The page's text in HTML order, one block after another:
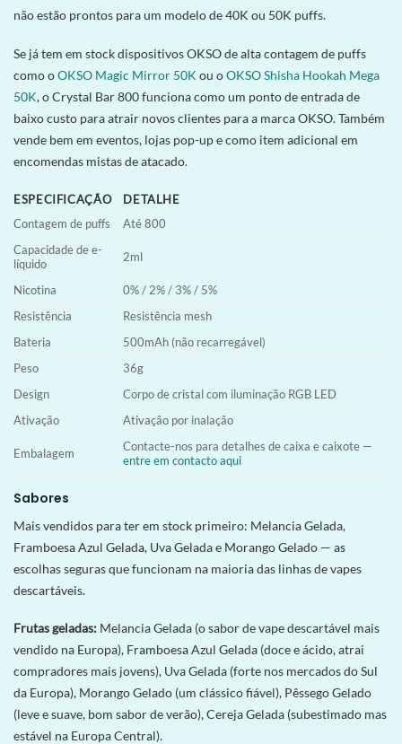
não estão prontos para um modelo de 40K ou 50K puffs.
Se já tem em stock dispositivos OKSO de alta contagem de puffs
como oOKSO Magic Mirror 50K ou oOKSO Shisha Hookah Mega
50K, o Crystal Bar 800 funciona como um ponto de entrada de
baixo custo para atrair novos clientes para a marca OKSO. Também
vende bem em eventos, lojas pop-up e como item adicional em
encomendas mistas de atacado.
ESPECIFICAÇÃO
DETALHE
Contagem de puffs
Até 800
Capacidade de e-
líquido
2ml
Nicotina
0% / 2% / 3% / 5%
Resistência
Resistência mesh
Bateria
500mAh (não recarregável)
Peso
36g
Design
Corpo de cristal com iluminação RGB LED
Ativação
Ativação por inalação
Embalagem
Contacte-nos para detalhes de caixa e caixote —
entre em contacto aqui
Sabores
Mais vendidos para ter em stock primeiro: Melancia Gelada,
Framboesa Azul Gelada, Uva Gelada e Morango Gelado — as
escolhas seguras que funcionam na maioria das linhas de vapes
descartáveis.
Frutas geladas: Melancia Gelada (o sabor de vape descartável mais
vendido na Europa), Framboesa Azul Gelada (doce e ácido, atrai
compradores mais jovens), Uva Gelada (forte nos mercados do Sul
da Europa), Morango Gelado (um clássico fiável), Pêssego Gelado
(leve e suave, bom sabor de verão), Cereja Gelada (subestimado mas
estável na Europa Central).